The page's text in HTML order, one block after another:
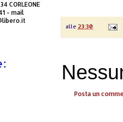
alle 23:30
Posta un
CORLEONE
- mail